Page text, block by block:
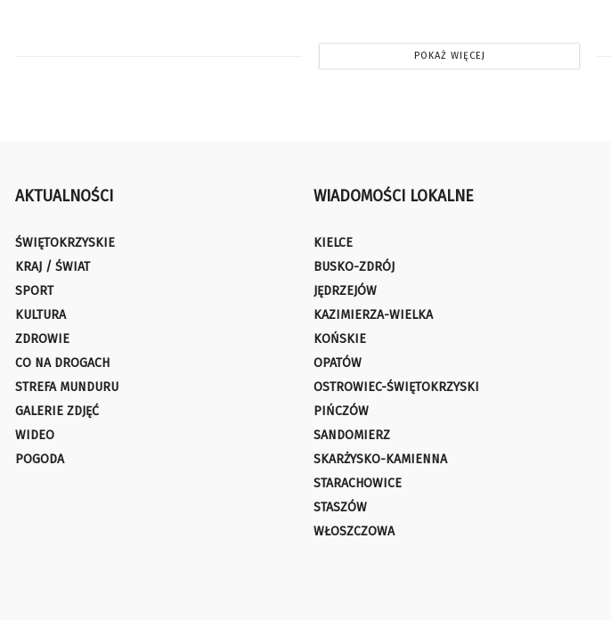
POKAŻ WIĘCEJ
AKTUALNOŚCI
ŚWIĘTOKRZYSKIE
KRAJ / ŚWIAT
SPORT
KULTURA
ZDROWIE
CO NA DROGACH
STREFA MUNDURU
GALERIE ZDJĘĆ
WIDEO
POGODA
WIADOMOŚCI LOKALNE
KIELCE
BUSKO-ZDRÓJ
JĘDRZEJÓW
KAZIMIERZA-WIELKA
KOŃSKIE
OPATÓW
OSTROWIEC-ŚWIĘTOKRZYSKI
PIŃCZÓW
SANDOMIERZ
SKARŻYSKO-KAMIENNA
STARACHOWICE
STASZÓW
WŁOSZCZOWA